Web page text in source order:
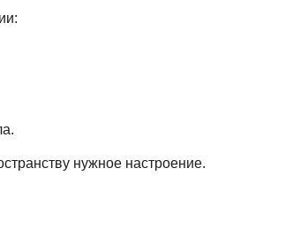
нужное настроение.